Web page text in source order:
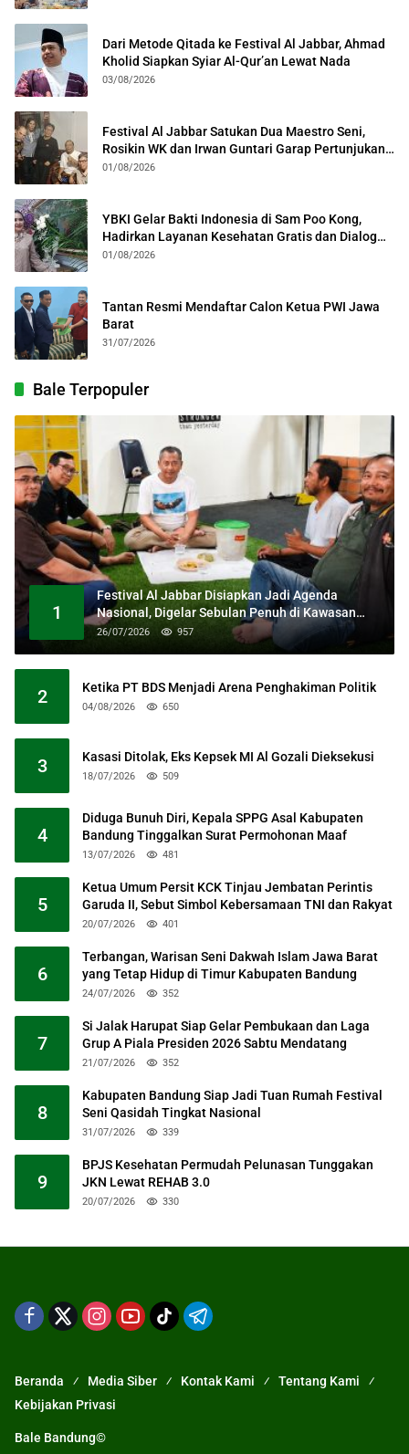
Dari Metode Qitada ke Festival Al Jabbar, Ahmad
Kholid Siapkan Syiar Al-Qur’an Lewat Nada
03/08/2026
Festival Al Jabbar Satukan Dua Maestro Seni,
Rosikin WK dan Irwan Guntari Garap Pertunjukan
Kolosal
01/08/2026
YBKI Gelar Bakti Indonesia di Sam Poo Kong,
Hadirkan Layanan Kesehatan Gratis dan Dialog
Kebangsaan
01/08/2026
Tantan Resmi Mendaftar Calon Ketua PWI Jawa
Barat
31/07/2026
Bale Terpopuler
1
Festival Al Jabbar Disiapkan Jadi Agenda
Nasional, Digelar Sebulan Penuh di Kawasan
Masjid Raya Al Jabbar
26/07/2026 957
2 Ketika PT BDS Menjadi Arena Penghakiman Politik
04/08/2026 650
3 Kasasi Ditolak, Eks Kepsek MI Al Gozali Dieksekusi
18/07/2026 509
4
Diduga Bunuh Diri, Kepala SPPG Asal Kabupaten
Bandung Tinggalkan Surat Permohonan Maaf
13/07/2026 481
5
Ketua Umum Persit KCK Tinjau Jembatan Perintis
Garuda II, Sebut Simbol Kebersamaan TNI dan Rakyat
20/07/2026 401
6
Terbangan, Warisan Seni Dakwah Islam Jawa Barat
yang Tetap Hidup di Timur Kabupaten Bandung
24/07/2026 352
7
Si Jalak Harupat Siap Gelar Pembukaan dan Laga
Grup A Piala Presiden 2026 Sabtu Mendatang
21/07/2026 352
8
Kabupaten Bandung Siap Jadi Tuan Rumah Festival
Seni Qasidah Tingkat Nasional
31/07/2026 339
9
BPJS Kesehatan Permudah Pelunasan Tunggakan
JKN Lewat REHAB 3.0
20/07/2026 330
Beranda Media Siber Kontak Kami
Tentang Kami
Kebijakan Privasi
Bale Bandung©